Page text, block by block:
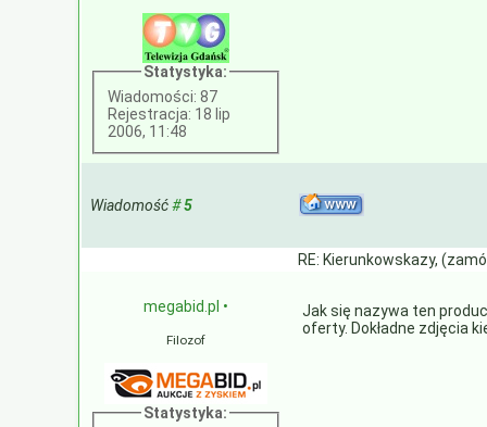
Statystyka:
Wiadomości: 87
Rejestracja: 18 lip
2006, 11:48
Wiadomość#5
RE: Kierunkowskazy,
megabid.pl •
Filozof
Statystyka:
Jak się nazywa ten
oferty. Dokładne zdjęcia